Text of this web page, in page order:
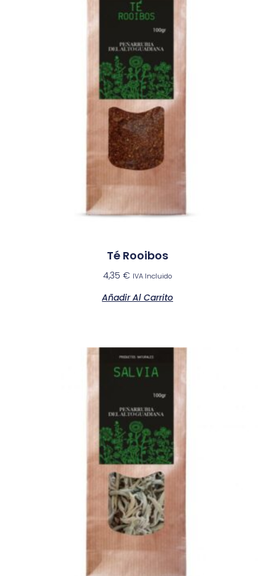
Té Rooibos
4,35 € IVA Incluido
Añadir Al Carrito